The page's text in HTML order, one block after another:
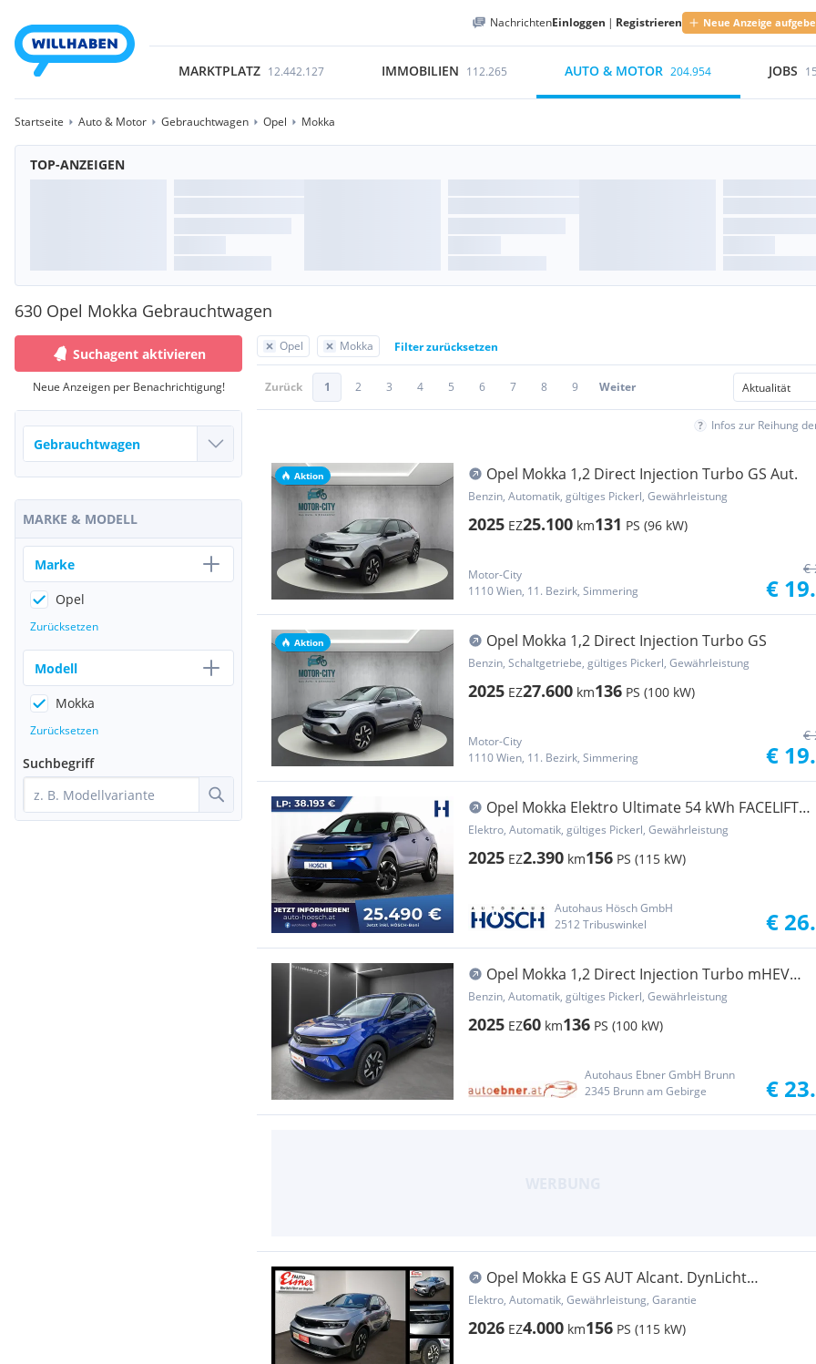
NachrichtenEinloggen | Registrieren Neue Anzeige
MARKTPLATZ 12.442.127 IMMOBILIEN 112.265 AUTO & MOTOR 204.954 JOBS
Startseite Auto & Motor Gebrauchtwagen Opel Mokka
TOP-ANZEIGEN
630 Opel Mokka Gebrauchtwagen
Opel Mokka Filter zurücksetzen
Zurück 1 2 3 4 5 6 7 8 9 Weiter
Infos zur Reihung
Aktion Opel Mokka 1,2 Direct Injection Turbo GS Aut.
Benzin, Automatik, gültiges Pickerl, Gewährleistung
2025 EZ25.100 km131 PS (96 kW)
Motor-City
1110 Wien, 11. Bezirk, Simmering
€
€
Aktion Opel Mokka 1,2 Direct Injection Turbo GS
Benzin, Schaltgetriebe, gültiges Pickerl, Gewährleistung
2025 EZ27.600 km136 PS (100 kW)
Motor-City
1110 Wien, 11. Bezirk, Simmering
€
€
Opel Mokka Elektro Ultimate 54 kWh FACELIFT
3-PHASIG...
Elektro, Automatik, gültiges Pickerl, Gewährleistung
2025 EZ2.390 km156 PS (115 kW)
Autohaus Hösch GmbH
2512 Tribuswinkel
€
Opel Mokka 1,2 Direct Injection Turbo mHEV
Aut. Edition
Benzin, Automatik, gültiges Pickerl, Gewährleistung
2025 EZ60 km136 PS (100 kW)
Autohaus Ebner GmbH Brunn
2345 Brunn am Gebirge
€
Opel Mokka E GS AUT Alcant. DynLicht
Fernlichtass.
Elektro, Automatik, Gewährleistung, Garantie
2026 EZ4.000 km156 PS (115 kW)
Suchagent aktivieren
Neue Anzeigen per Benachrichtigung!
MARKE & MODELL
Marke
Opel
Zurücksetzen
Modell
Mokka
Zurücksetzen
Suchbegriff